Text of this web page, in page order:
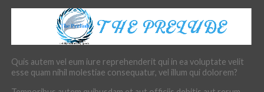
Quis autem vel eum iure reprehenderit qui in ea voluptate velit
esse quam nihil molestiae consequatur, vel illum qui dolorem?